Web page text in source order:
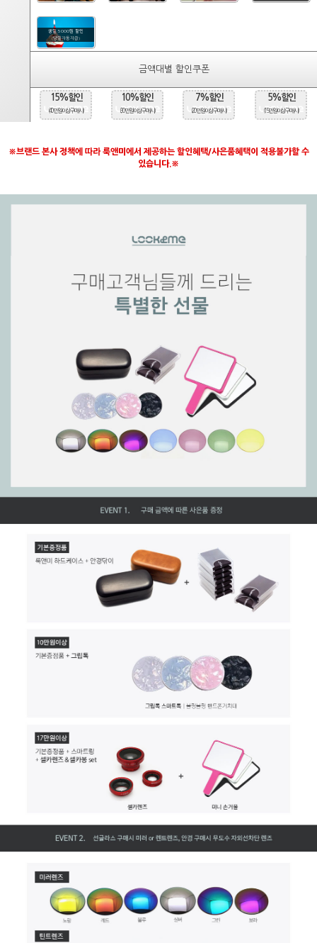
생일 5000원 할인
(당일자동지급)
금액대별 할인쿠폰
15%할인
(40만원 이상 구매시)
10%할인
(30만원 이상 구매시)
7%할인
(20만원 이상 구매시)
5%할인
(15만원 이상 구매시)
※브랜드 본사 정책에 따라 룩앤미에서 제공하는 할인혜택/사은품혜택이 적용불가할 수
있습니다.※